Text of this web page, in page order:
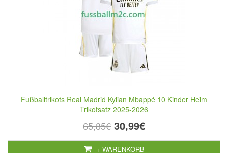
Fußballtrikots Real Madrid Kylian Mbappé 10 Kinder Heim
Trikotsatz 2025-2026
65,85€ 30,99€
+ WARENKORB